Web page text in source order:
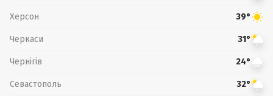
Херсон 39°
Черкаси 31°
Чернігів 24°
Севастополь 32°